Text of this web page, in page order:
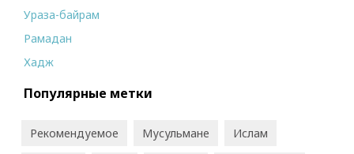
Ураза-байрам
Рамадан
Хадж
Популярные метки
Рекомендуемое Мусульмане Ислам